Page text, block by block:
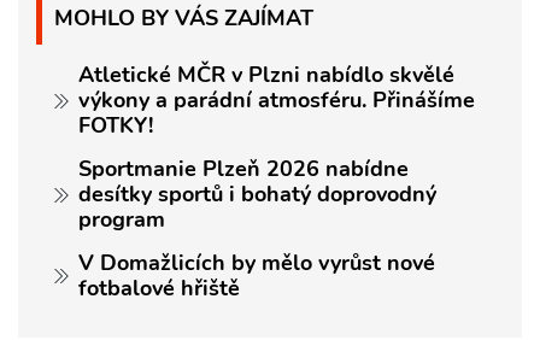
MOHLO BY VÁS ZAJÍMAT
Atletické MČR v Plzni nabídlo skvělé
výkony a parádní atmosféru. Přinášíme
FOTKY!
Sportmanie Plzeň 2026 nabídne
desítky sportů i bohatý doprovodný
program
V Domažlicích by mělo vyrůst nové
fotbalové hřiště